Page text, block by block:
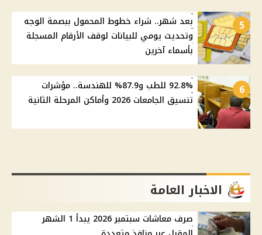
5
بعد شهر.. شراء خطوط المحمول ببصمة الوجه
وتحديث يومي للبيانات لوقف الأرقام المسجلة
بأسماء آخرين
6
92.8% للطب و87.9% للهندسة.. مؤشرات
تنسيق الجامعات 2026 وأماكن المرحلة الثانية
الاخبار العامة
صرف معاشات سبتمبر 2026 يبدأ 1 الشهر